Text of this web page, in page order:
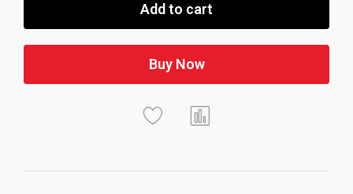
Add to cart
Buy Now